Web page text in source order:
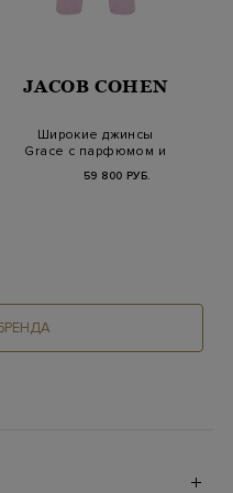
JACOB COHEN
Широкие джинсы
Grace с парфюмом и
59 800 РУБ.